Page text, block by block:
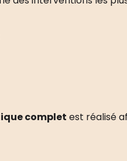
complet est réalisé